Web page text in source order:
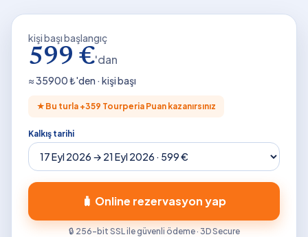
kişi başı başlangıç
599 €'dan
≈35900₺'den · kişi başı
★ Bu turla +359 Tourperia Puan kazanırsınız
Kalkış tarihi
🧳 Online rezervasyon yap
🔒 256-bit SSL ile güvenli ödeme · 3D Secure